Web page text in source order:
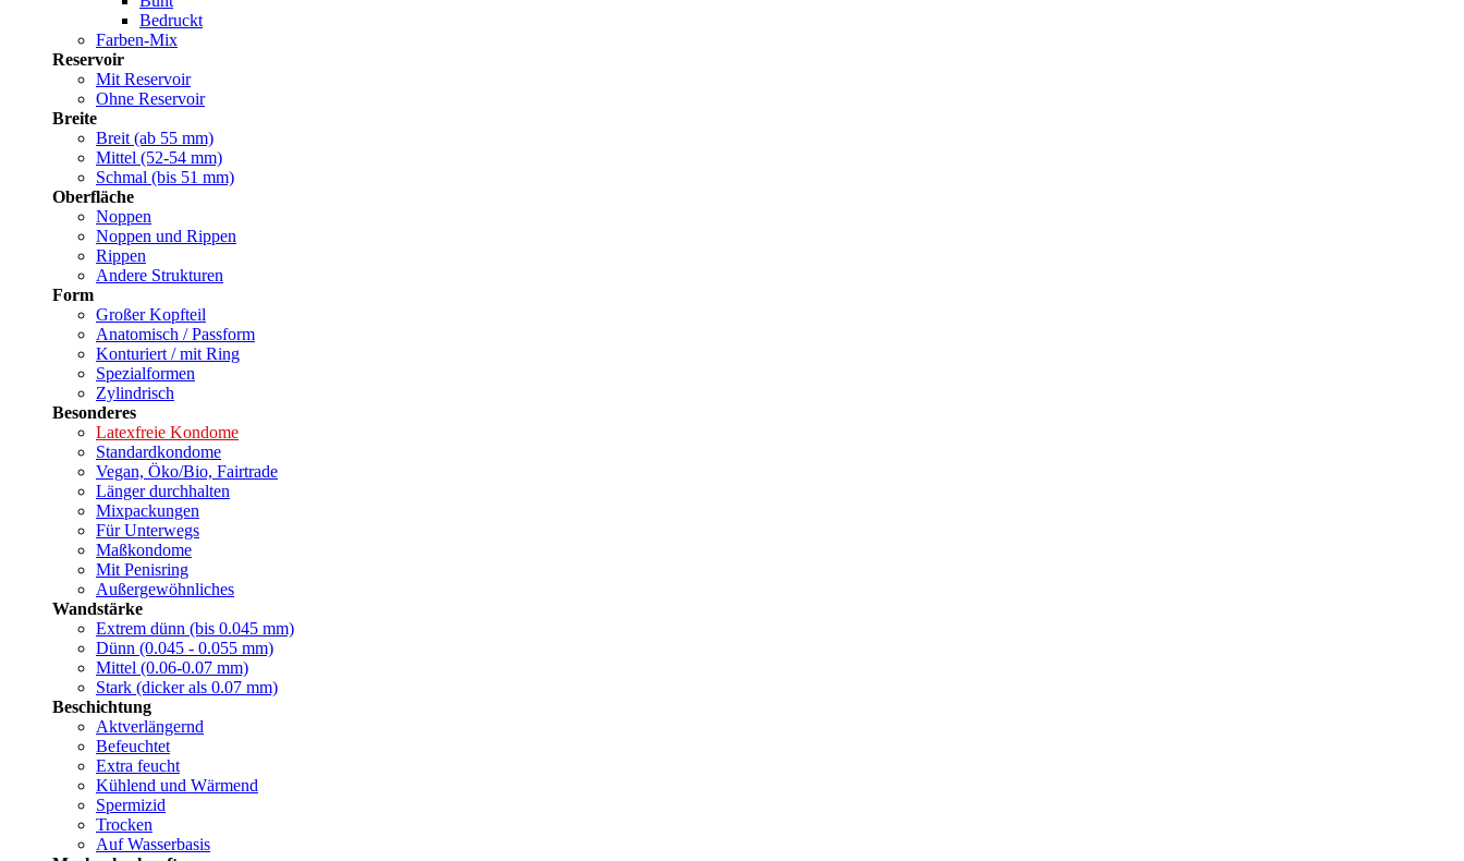
Bedruckt
Farben-Mix
Reservoir
Mit Reservoir
Ohne Reservoir
Breite
Breit (ab 55 mm)
Mittel (52-54 mm)
Schmal (bis 51 mm)
Oberfläche
Noppen
Noppen und Rippen
Rippen
Andere Strukturen
Form
Großer Kopfteil
Anatomisch / Passform
Konturiert / mit Ring
Spezialformen
Zylindrisch
Besonderes
Latexfreie Kondome
Standardkondome
Vegan, Öko/Bio, Fairtrade
Länger durchhalten
Mixpackungen
Für Unterwegs
Maßkondome
Mit Penisring
Außergewöhnliches
Wandstärke
Extrem dünn (bis 0.045 mm)
Dünn (0.045 - 0.055 mm)
Mittel (0.06-0.07 mm)
Stark (dicker als 0.07 mm)
Beschichtung
Aktverlängernd
Befeuchtet
Extra feucht
Kühlend und Wärmend
Spermizid
Trocken
Auf Wasserbasis